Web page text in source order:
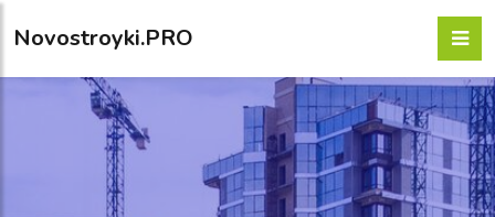
Novostroyki.PRO